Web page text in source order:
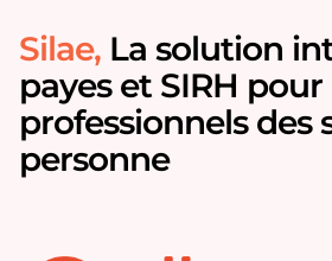
Ressources
Silae,La solution
payes et SIRH pour
professionnels des
personne